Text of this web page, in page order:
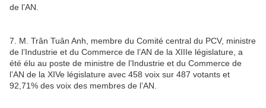
de l’AN.
7. M. Trân Tuân Anh, membre du Comité central du PCV, ministre
de l’Industrie et du Commerce de l’AN de la XIIIe législature, a
été élu au poste de ministre de l’Industrie et du Commerce de
l’AN de la XIVe législature avec 458 voix sur 487 votants et
92,71% des voix des membres de l’AN.